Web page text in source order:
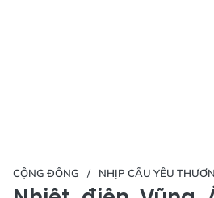
CỘNG ĐỒNG NHỊP CẦU YÊU